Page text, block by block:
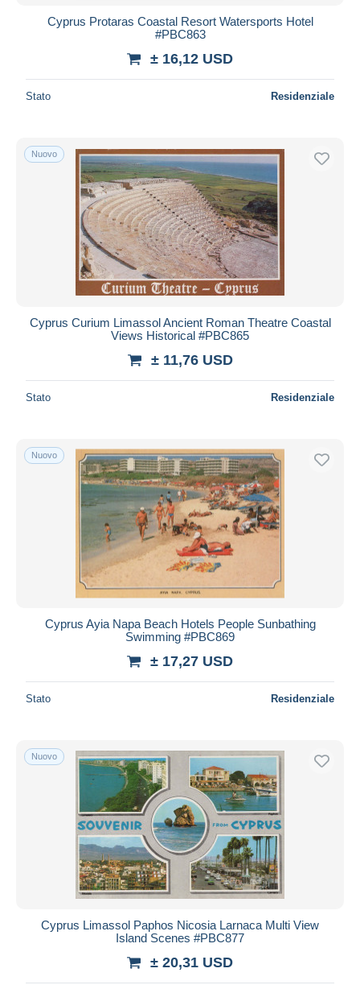
Cyprus Protaras Coastal Resort Watersports Hotel
#PBC863
± 16,12 USD
Stato Residenziale
Nuovo
Cyprus Curium Limassol Ancient Roman Theatre Coastal
Views Historical #PBC865
± 11,76 USD
Stato Residenziale
Nuovo
Cyprus Ayia Napa Beach Hotels People Sunbathing
Swimming #PBC869
± 17,27 USD
Stato Residenziale
Nuovo
Cyprus Limassol Paphos Nicosia Larnaca Multi View
Island Scenes #PBC877
± 20,31 USD